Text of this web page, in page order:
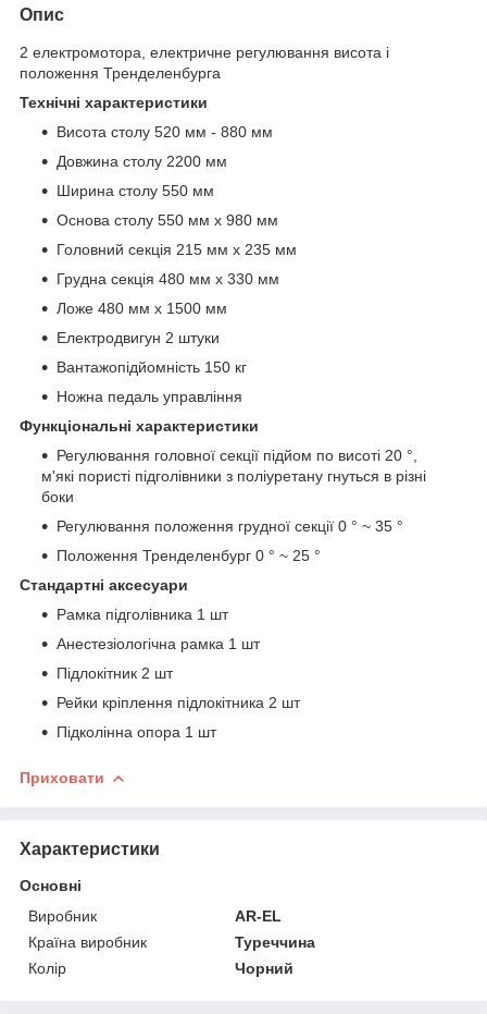
Опис
2 електромотора, електричне регулювання висота і
положення Тренделенбурга
Технічні характеристики
Висота столу 520 мм - 880 мм
Довжина столу 2200 мм
Ширина столу 550 мм
Основа столу 550 мм х 980 мм
Головний секція 215 мм x 235 мм
Грудна секція 480 мм x 330 мм
Ложе 480 мм x 1500 мм
Електродвигун 2 штуки
Вантажопідйомність 150 кг
Ножна педаль управління
Функціональні характеристики
Регулювання головної секції підйом по висоті 20 °,
м'які пористі підголівники з поліуретану гнуться в різні
боки
Регулювання положення грудної секції 0 ° ~ 35 °
Положення Тренделенбург 0 ° ~ 25 °
Стандартні аксесуари
Рамка підголівника 1 шт
Анестезіологічна рамка 1 шт
Підлокітник 2 шт
Рейки кріплення підлокітника 2 шт
Підколінна опора 1 шт
Приховати
Характеристики
Основні
Виробник
AR-EL
Країна виробник
Туреччина
Колір
Чорний